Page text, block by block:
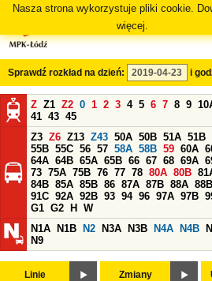
Nasza strona wykorzystuje pliki cookie.
więcej.
Sprawdź rozkład na dzień: i
Z Z1 Z2 0 1 2 3 4 5 6 7 8 9
41 43 45
Z3 Z6 Z13 Z43 50A 50B 51A 51B
55B 55C 56 57 58A 58B 59 60A
64A 64B 65A 65B 66 67 68 69A
73 75A 75B 76 77 78 80A 80B
84B 85A 85B 86 87A 87B 88A 88B
91C 92A 92B 93 94 96 97A 97B
G1 G2 H
W
N1A
N1B N2 N3A N3B N4A N4B
N9
Linie Zmiany